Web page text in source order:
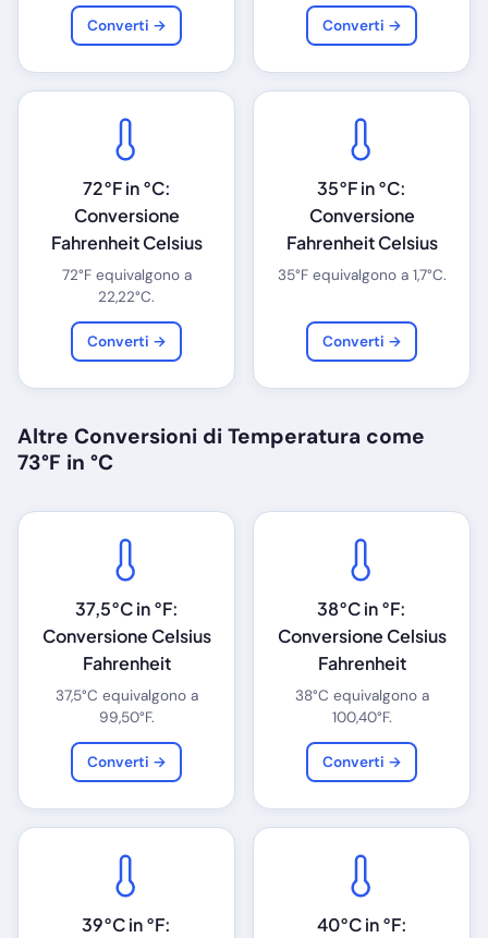
Converti → Converti →
72°F in °C:
Conversione
Fahrenheit Celsius
72°F equivalgono a
22,22°C.
Converti →
35°F in °C:
Conversione
Fahrenheit Celsius
35°F equivalgono a 1,7°C.
Converti →
Altre Conversioni di Temperatura come
73°F in °C
37,5°C in °F:
Conversione Celsius
Fahrenheit
37,5°C equivalgono a
99,50°F.
Converti →
38°C in °F:
Conversione Celsius
Fahrenheit
38°C equivalgono a
100,40°F.
Converti →
39°C in °F:
40°C in °F: